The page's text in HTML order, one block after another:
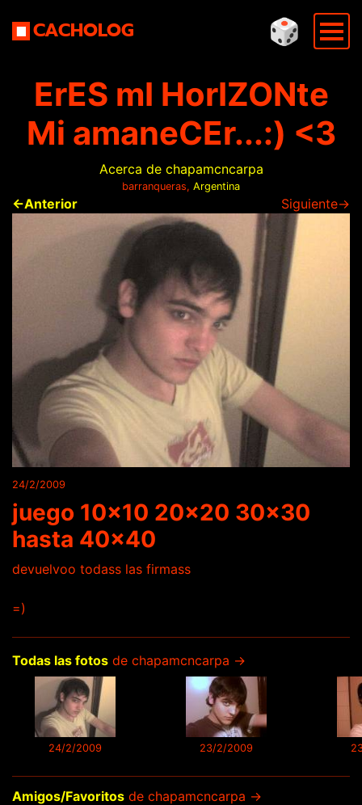
CACHOLOG 🎲
ErES mI HorIZONte
Mi amaneCEr...:) <3
Acerca de chapamcncarpa
barranqueras, Argentina
←Anterior Siguiente→
24/2/2009
juego 10x10 20x20 30x30
hasta 40x40
devuelvoo todass las firmass
=)
Todas las fotos de chapamcncarpa →
24/2/2009 23/2/2009
Amigos/Favoritos de chapamcncarpa →